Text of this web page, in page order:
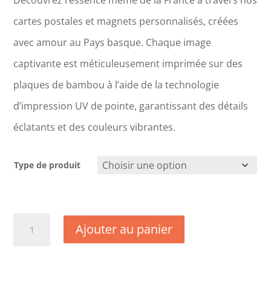
cartes postales et magnets personnalisés, créées
avec amour au Pays basque. Chaque image
captivante est méticuleusement imprimée sur des
plaques de bambou à l’aide de la technologie
d’impression UV de pointe, garantissant des détails
éclatants et des couleurs vibrantes.
Type de produit
Ajouter au panier